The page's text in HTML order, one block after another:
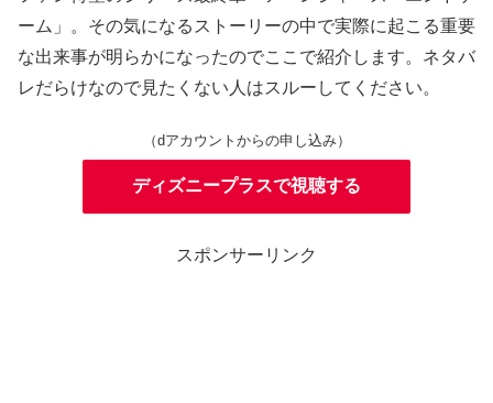
ーム」。その気になるストーリーの中で実際に起こる重要
な出来事が明らかになったのでここで紹介します。ネタバ
レだらけなので見たくない人はスルーしてください。
（dアカウントからの申し込み）
ディズニープラスで視聴する
スポンサーリンク